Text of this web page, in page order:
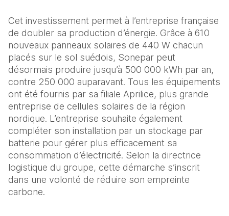
Cet investissement permet à l’entreprise française
de doubler sa production d’énergie. Grâce à 610
nouveaux panneaux solaires de 440 W chacun
placés sur le sol suédois, Sonepar peut
désormais produire jusqu’à 500 000 kWh par an,
contre 250 000 auparavant. Tous les équipements
ont été fournis par sa filiale Aprilice, plus grande
entreprise de cellules solaires de la région
nordique. L’entreprise souhaite également
compléter son installation par un stockage par
batterie pour gérer plus efficacement sa
consommation d’électricité. Selon la directrice
logistique du groupe, cette démarche s’inscrit
dans une volonté de réduire son empreinte
carbone.